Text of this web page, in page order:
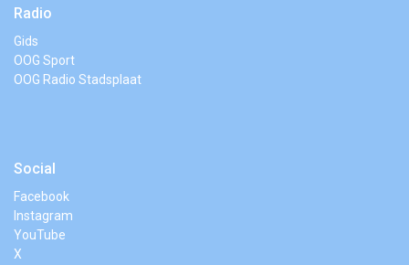
Radio
Gids
OOG Sport
OOG Radio Stadsplaat
Social
Facebook
Instagram
YouTube
X